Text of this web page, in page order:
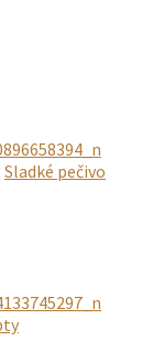
Sladké pečivo